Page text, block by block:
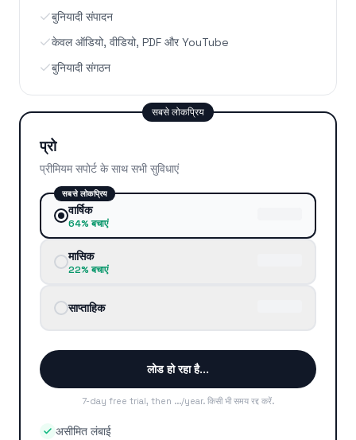
बुनियादी संपादन
केवल ऑडियो, वीडियो, PDF और YouTube
बुनियादी संगठन
सबसे लोकप्रिय
प्रो
प्रीमियम सपोर्ट के साथ सभी सुविधाएं
सबसे लोकप्रिय
वार्षिक
64% बचाएं
मासिक
22% बचाएं
साप्ताहिक
लोड हो रहा है...
7-day free trial, then .../year. किसी भी समय रद्द करें.
असीमित लंबाई